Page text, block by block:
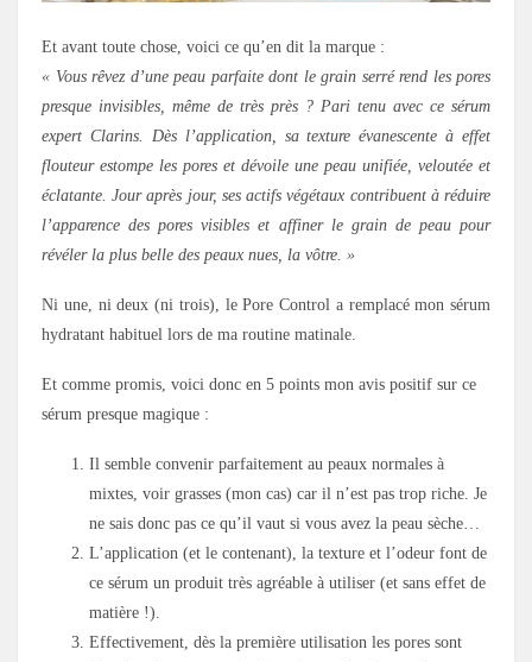
Et avant toute chose, voici ce qu’en dit la marque :
« Vous rêvez d’une peau parfaite dont le grain serré rend les pores
presque invisibles, même de très près ? Pari tenu avec ce sérum
expert Clarins. Dès l’application, sa texture évanescente à effet
flouteur estompe les pores et dévoile une peau unifiée, veloutée et
éclatante. Jour après jour, ses actifs végétaux contribuent à réduire
l’apparence des pores visibles et affiner le grain de peau pour
révéler la plus belle des peaux nues, la vôtre. »
Ni une, ni deux (ni trois), le Pore Control a remplacé mon sérum
hydratant habituel lors de ma routine matinale.
Et comme promis, voici donc en 5 points mon avis positif sur ce
sérum presque magique :
Il semble convenir parfaitement au peaux normales à
mixtes, voir grasses (mon cas) car il n’est pas trop riche. Je
ne sais donc pas ce qu’il vaut si vous avez la peau sèche…
L’application (et le contenant), la texture et l’odeur font de
ce sérum un produit très agréable à utiliser (et sans effet de
matière !).
Effectivement, dès la première utilisation les pores sont